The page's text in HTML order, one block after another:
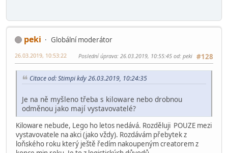
peki
Globální moderátor
#128
26.03.2019, 10:53:22 Poslední úprava: 26.03.2019, 10:55:45 od: peki
Citace od: Stimpi kdy 26.03.2019, 10:24:35
Je na ně myšleno třeba s kiloware nebo drobnou
odměnou jako mají vystavovatelé?
Kiloware nebude, Lego ho letos nedává. Rozděluji POUZE mezi
vystavovatele na akci (jako vždy). Rozdávám přebytek z
loňského roku který ještě ředím nakoupeným creatorem z